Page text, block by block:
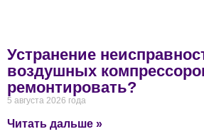
Устранение
воздушных
ремонтировать?
5 августа 2026 года
Читать дальше »